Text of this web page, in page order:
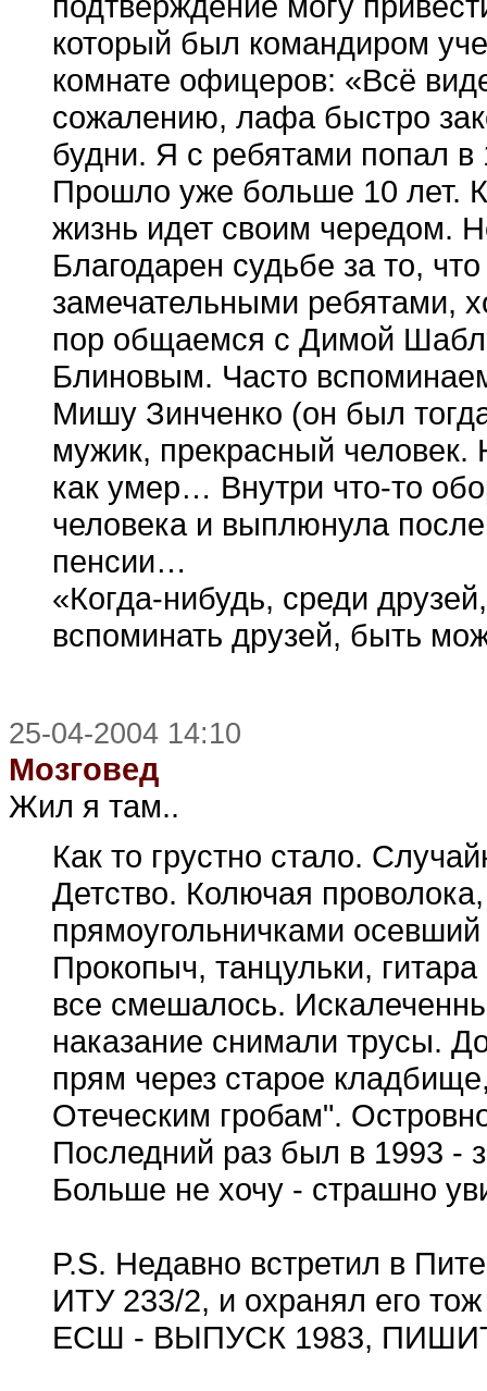
который был командиром
комнате офицеров: «Всё
сожалению, лафа быстро
будни. Я с ребятами попал в
Прошло уже больше 10 лет.
жизнь идет своим чередом.
Благодарен судьбе за то,
замечательными ребятами,
пор общаемся с Димой
Блиновым. Часто
Мишу Зинченко (он был
мужик, прекрасный человек.
как умер… Внутри что-то
человека и выплюнула
пенсии…
«Когда-нибудь, среди
вспоминать друзей, быть
25-04-2004 14:10
Мозговед
Жил я там..
Как то грустно стало.
Детство. Колючая
прямоугольничками
Прокопыч, танцульки,
все смешалось.
наказание снимали трусы.
прям через старое
Отеческим гробам".
Последний раз был в 1993 -
Больше не хочу - страшно
P.S. Недавно встретил в
ИТУ 233/2, и охранял его
ЕСШ - ВЫПУСК 1983,